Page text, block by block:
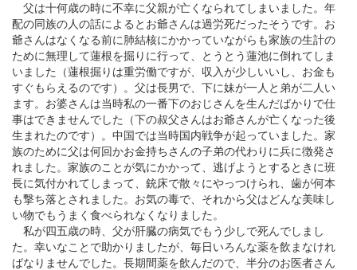
父は十何歳の時に不幸に父親が亡くなられてしまいました。年
配の同族の人の話によるとお爺さんは過労死だったそうです。お
爺さんはなくなる前に肺結核にかかっていながらも家族の生計の
ために無理して蓮根を掘りに行って、とうとう蓮池に倒れてしま
いました（蓮根掘りは重労働ですが、収入が少しいいし、お金も
すぐもらえるのです）。父は長男で、下に妹が一人と弟が二人い
ます。お婆さんは当時私の一番下のおじさんを生んだばかりで仕
事はできませんでした（下の叔父さんはお爺さんが亡くなった後
生まれたのです）。中国では当時国内戦争が起っていました。家
族のために父は何回かお金持ちさんの子弟の代わりに兵に徴発さ
れました。家族のことが気にかかって、逃げようとするときに班
長に気付かれてしまって、銃床で散々にやっつけられ、歯が何本
も撃ち落とされました。お気の毒で、それから父はどんな美味し
い物でもうまく食べられなくなりました。
私が四五歳の時、父が肝臓の病気でもう少しで死んでしまし
た。幸いなことで助かりましたが、毎日いろんな薬を飲まなけれ
ばなりませんでした。長期間薬を飲んだので、半分のお医者さん